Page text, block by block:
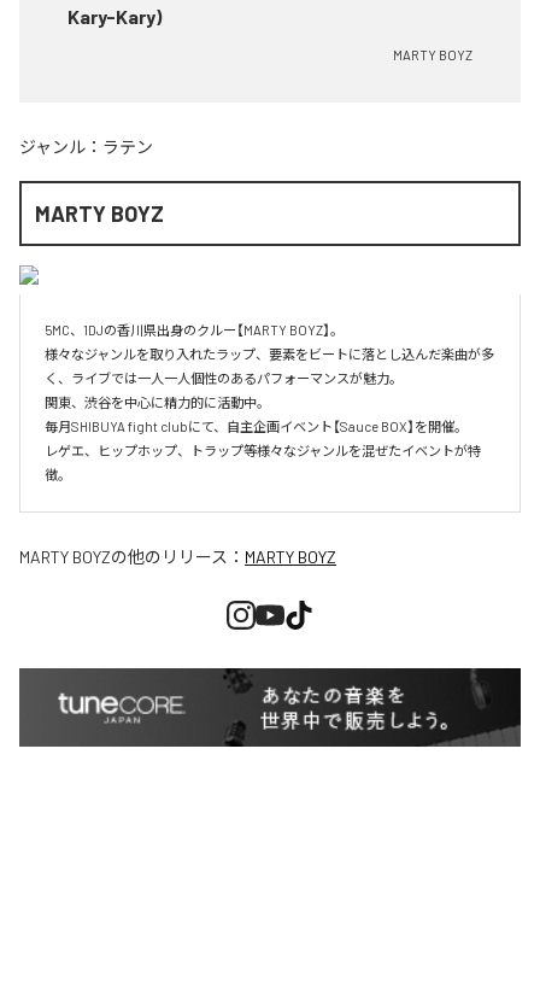
Kary-Kary)
MARTY BOYZ
ジャンル： ラテン
MARTY BOYZ
5MC、1DJの香川県出身のクルー【MARTY BOYZ】。
様々なジャンルを取り入れたラップ、要素をビートに落とし込んだ楽曲が多
く、ライブでは一人一人個性のあるパフォーマンスが魅力。
関東、渋谷を中心に精力的に活動中。
毎月SHIBUYA fight clubにて、自主企画イベント【Sauce BOX】を開催。
レゲエ、ヒップホップ、トラップ等様々なジャンルを混ぜたイベントが特
徴。
MARTY BOYZの他のリリース： MARTY BOYZ